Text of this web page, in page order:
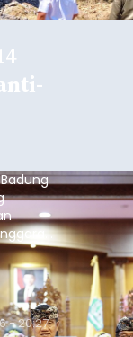
dalam
- 20:27